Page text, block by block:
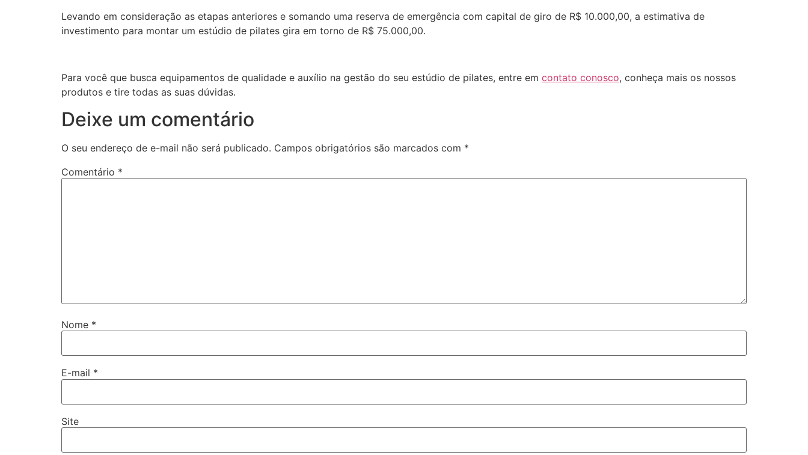
Levando em consideração as etapas anteriores e somando uma reserva de emergência com capital de giro de R$ 10.000,00, a estimativa de
investimento para montar um estúdio de pilates gira em torno de R$ 75.000,00.
Para você que busca equipamentos de qualidade e auxílio na gestão do seu estúdio de pilates, entre em contato conosco, conheça mais os nossos
produtos e tire todas as suas dúvidas.
Deixe um comentário
O seu endereço de e-mail não será publicado. Campos obrigatórios são marcados com *
Comentário *
Nome *
E-mail *
Site